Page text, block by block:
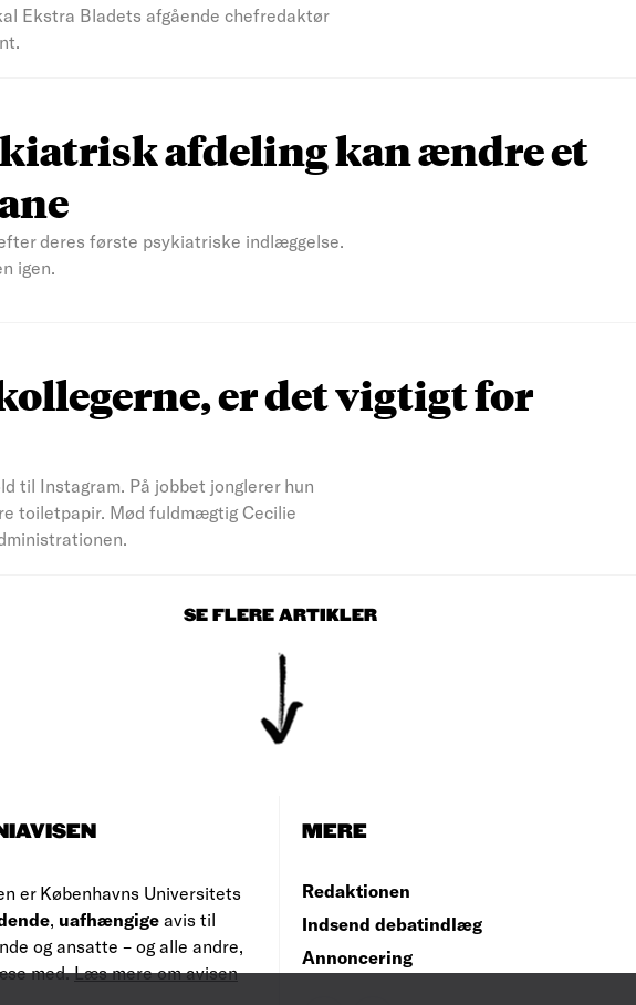
Ekstra Bladets afgående chefredaktør
afdeling kan ændre et
deres første psykiatriske indlæggelse.
igen.
er det vigtigt for
til Instagram. På jobbet jonglerer hun
toiletpapir. Mød fuldmægtig Cecilie
SE FLERE ARTIKLER
er Københavns Universitets
, uafhængige avis til
og ansatte – og alle andre,
med.Læs mere om avisen
MERE
Redaktionen
Indsend debatindlæg
Annoncering